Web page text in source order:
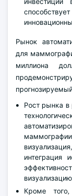
Рынок
для
миллиона
Рост рынка в
интеграция
Кроме того,